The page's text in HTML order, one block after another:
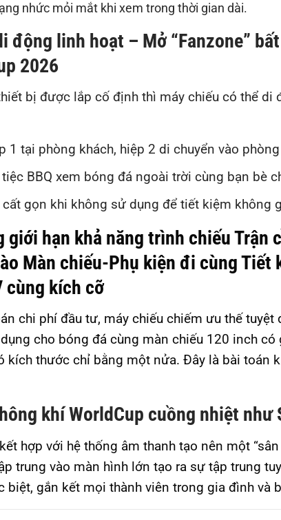
nhức mỏi mắt khi xem trong thời gian dài.
động linh hoạt – Mở “Fanzone”
2026
bị được lắp cố định thì máy chiếu có thể
1 tại phòng khách, hiệp 2 di chuyển vào
BBQ xem bóng đá ngoài trời cùng bạn bè
cất gọn khi không sử dụng để tiết kiệm không
giới hạn khả năng trình chiếu Trận
Màn chiếu-Phụ kiện đi cùng Tiết
cùng kích cỡ
chi phí đầu tư, máy chiếu chiếm ưu thế
cho bóng đá cùng màn chiếu 120 inch
kích thước chỉ bằng một nửa. Đây là bài toán
khí WorldCup cuồng nhiệt như
hợp với hệ thống âm thanh tạo nên một
trung vào màn hình lớn tạo ra sự tập trung
biệt, gắn kết mọi thành viên trong gia đình và